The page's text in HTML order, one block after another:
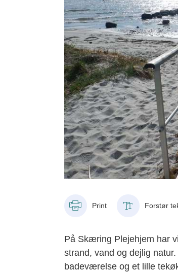
Print Forstør
På Skæring Plejehjem har
strand, vand og dejlig
badeværelse og et lille